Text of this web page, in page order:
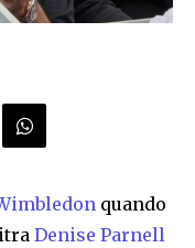
quando
Denise Parnell